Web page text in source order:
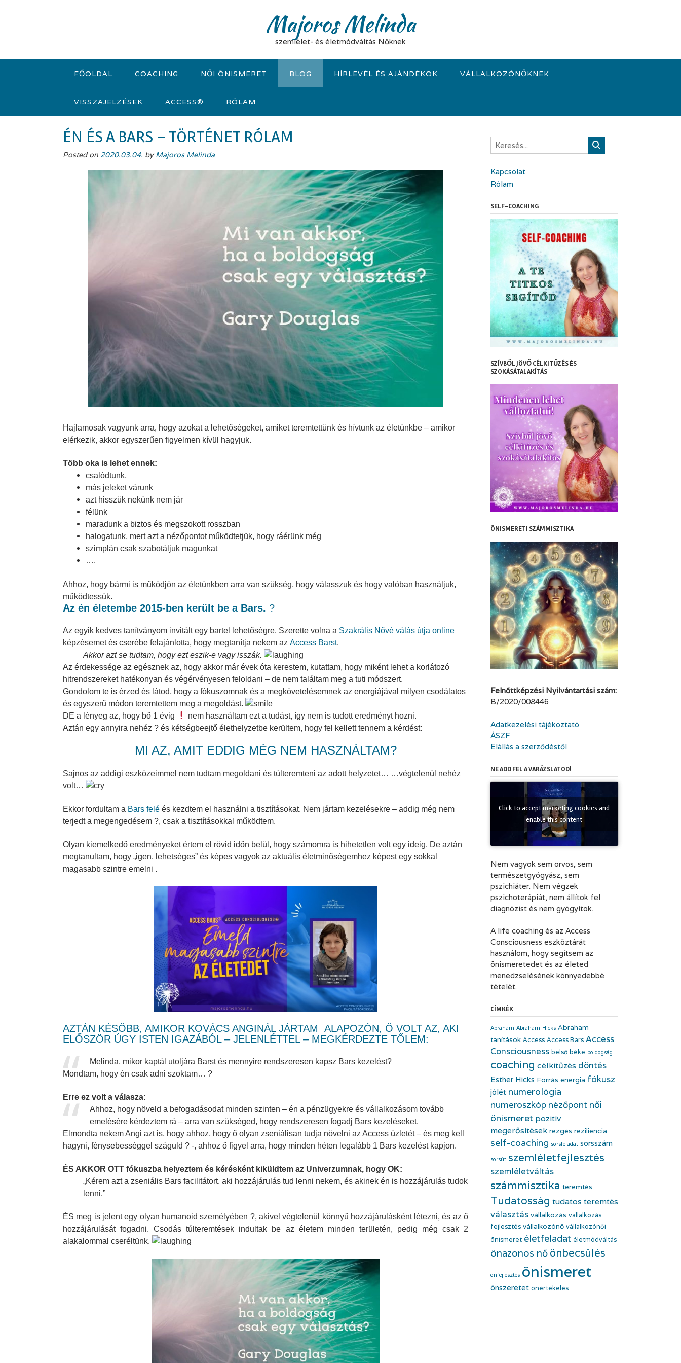
Majoros Melinda
szemlélet- és életmódváltás Nőknek
FŐOLDAL COACHING NŐI ÖNISMERET BLOG HÍRLEVÉL ÉS AJÁNDÉKOK VÁLLALKOZÓNŐKNEK
VISSZAJELZÉSEK ACCESS® RÓLAM
ÉN ÉS A BARS – TÖRTÉNET RÓLAM
Posted on 2020.03.04. by Majoros Melinda
Hajlamosak vagyunk arra, hogy azokat a lehetőségeket, amiket teremtettünk és hívtunk az életünkbe – amikor
elérkezik, akkor egyszerűen figyelmen kívül hagyjuk.
Több oka is lehet ennek:
csalódtunk,
más jeleket várunk
azt hisszük nekünk nem jár
félünk
maradunk a biztos és megszokott rosszban
halogatunk, mert azt a nézőpontot működtetjük, hogy ráérünk még
szimplán csak szabotáljuk magunkat
….
Ahhoz, hogy bármi is működjön az életünkben arra van szükség, hogy válasszuk és hogy valóban használjuk,
működtessük.
Az én életembe 2015-ben került be a Bars. ?
Az egyik kedves tanítványom invitált egy bartel lehetőségre. Szerette volna a Szakrális Nővé válás útja online
képzésemet és cserébe felajánlotta, hogy megtanítja nekem az Access Barst.
Akkor azt se tudtam, hogy ezt eszik-e vagy isszák.
Az érdekessége az egésznek az, hogy akkor már évek óta kerestem, kutattam, hogy miként lehet a korlátozó
hitrendszereket hatékonyan és végérvényesen feloldani – de nem találtam meg a tuti módszert.
Gondolom te is érzed és látod, hogy a fókuszomnak és a megkövetelésemnek az energiájával milyen csodálatos
és egyszerű módon teremtettem meg a megoldást.
DE a lényeg az, hogy bő 1 évig
nem használtam ezt a tudást, így nem is tudott eredményt hozni.
Aztán egy annyira nehéz ? és kétségbeejtő élethelyzetbe kerültem, hogy fel kellett tennem a kérdést:
MI AZ, AMIT EDDIG MÉG NEM HASZNÁLTAM?
Sajnos az addigi eszközeimmel nem tudtam megoldani és túlteremteni az adott helyzetet… …végtelenül nehéz
volt…
Ekkor fordultam a Bars felé és kezdtem el használni a tisztításokat. Nem jártam kezelésekre – addig még nem
terjedt a megengedésem ?, csak a tisztításokkal működtem.
Olyan kiemelkedő eredményeket értem el rövid időn belül, hogy számomra is hihetetlen volt egy ideig. De aztán
megtanultam, hogy „igen, lehetséges” és képes vagyok az aktuális életminőségemhez képest egy sokkal
magasabb szintre emelni .
AZTÁN KÉSŐBB, AMIKOR KOVÁCS ANGINÁL JÁRTAM
ALAPOZÓN, Ő VOLT AZ, AKI
ELŐSZÖR ÚGY ISTEN IGAZÁBÓL – JELENLÉTTEL – MEGKÉRDEZTE TŐLEM:
Melinda, mikor kaptál utoljára Barst és mennyire rendszeresen kapsz Bars kezelést?
Mondtam, hogy én csak adni szoktam… ?
Erre ez volt a válasza:
Ahhoz, hogy növeld a befogadásodat minden szinten – én a pénzügyekre és vállalkozásom tovább
emelésére kérdeztem rá – arra van szükséged, hogy rendszeresen fogadj Bars kezeléseket.
Elmondta nekem Angi azt is, hogy ahhoz, hogy ő olyan zseniálisan tudja növelni az Access üzletét – és meg kell
hagyni, fénysebességgel száguld ? -, ahhoz ő figyel arra, hogy minden héten legalább 1 Bars kezelést kapjon.
ÉS AKKOR OTT fókuszba helyeztem és kérésként kiküldtem az Univerzumnak, hogy OK:
„Kérem azt a zseniális Bars facilitátort, aki hozzájárulás tud lenni nekem, és akinek én is hozzájárulás tudok
lenni.”
ÉS meg is jelent egy olyan humanoid személyében ?, akivel végtelenül könnyű hozzájárulásként létezni, és az ő
hozzájárulását fogadni. Csodás túlteremtések indultak be az életem minden területén, pedig még csak 2
alakalommal cseréltünk.
Kapcsolat
Rólam
SELF-COACHING
SZÍVBŐL JÖVŐ CÉLKITŰZÉS ÉS
SZOKÁSÁTALAKÍTÁS
ÖNISMERETI SZÁMMISZTIKA
Felnőttképzési Nyilvántartási szám:
B/2020/008446
Adatkezelési tájékoztató
ÁSZF
Elállás a szerződéstől
NE ADD FEL A VARÁZSLATOD!
Click to accept marketing cookies and
enable this content
Nem vagyok sem orvos, sem
természetgyógyász, sem
pszichiáter. Nem végzek
pszichoterápiát, nem állítok fel
diagnózist és nem gyógyítok.
A life coaching és az Access
Consciousness eszköztárát
használom, hogy segítsem az
önismeretedet és az életed
menedzselésének könnyedebbé
tételét.
CÍMKÉK
Abraham Abraham-Hicks Abraham
tanítások Access Access Bars Access
Consciousness belső béke boldogság
coaching célkitűzés döntés
Esther Hicks Forrás energia fókusz
jólét numerológia
numeroszkóp nézőpont női
önismeret pozitív
megerősítések rezgés reziliencia
self-coaching sorsfeladat sorsszám
sorsút szemléletfejlesztés
szemléletváltás
számmisztika teremtés
Tudatosság tudatos teremtés
választás vállalkozás vállalkozás
fejlesztés vállalkozónő vállalkozónői
önismeret életfeladat életmódváltás
önazonos nő önbecsülés
önfejlesztés önismeret
önszeretet önértékelés